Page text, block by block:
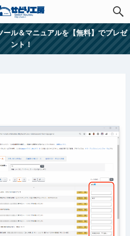
ール＆マニュアルを【無料】でプレゼ
ント！